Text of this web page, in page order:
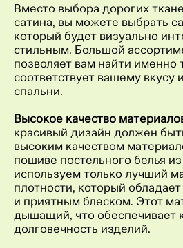
Вместо выбора дорогих
сатина, вы можете выбрать
который будет визуально
стильным. Большой
позволяет вам найти именно
соответствует вашему вкусу
спальни.
Высокое качество
красивый дизайн должен
высоким качеством
пошиве постельного белья
используем только лучший
плотности, который
и приятным блеском. Этот
дышащий, что обеспечивает
долговечность изделий.